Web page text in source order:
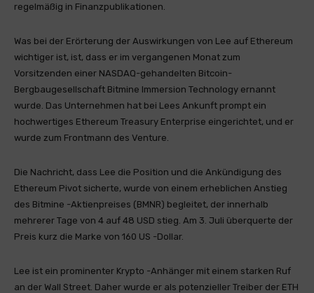
regelmäßig in Finanzpublikationen.
Was bei der Erörterung der Auswirkungen von Lee auf Ethereum
wichtiger ist, ist, dass er im vergangenen Monat zum
Vorsitzenden einer NASDAQ-gehandelten Bitcoin-
Bergbaugesellschaft Bitmine Immersion Technology ernannt
wurde. Das Unternehmen hat bei Lees Ankunft prompt ein
hochwertiges Ethereum Treasury Enterprise eingerichtet, und er
wurde zum Frontmann des Venture.
Die Nachricht, dass Lee die Position und die Ankündigung des
Ethereum Pivot sicherte, wurde von einem erheblichen Anstieg
des Bitmine -Aktienpreises (BMNR) begleitet, der innerhalb
mehrerer Tage von 4 auf 48 USD stieg. Am 3. Juli überquerte der
Preis kurz die Marke von 160 US -Dollar.
Lee ist ein prominenter Krypto -Anhänger mit einem starken Ruf
an der Wall Street. Daher wurde er als potenzieller Treiber der ETH